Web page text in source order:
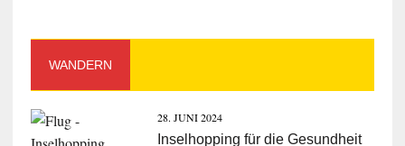
WANDERN
28. JUNI 2024
Inselhopping für die Gesundheit